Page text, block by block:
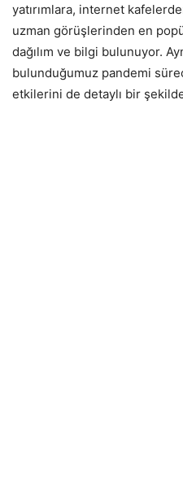
yatırımlara, internet
uzman görüşlerinden en
dağılım ve bilgi bulunuyor.
bulunduğumuz pandemi
etkilerini de detaylı bir